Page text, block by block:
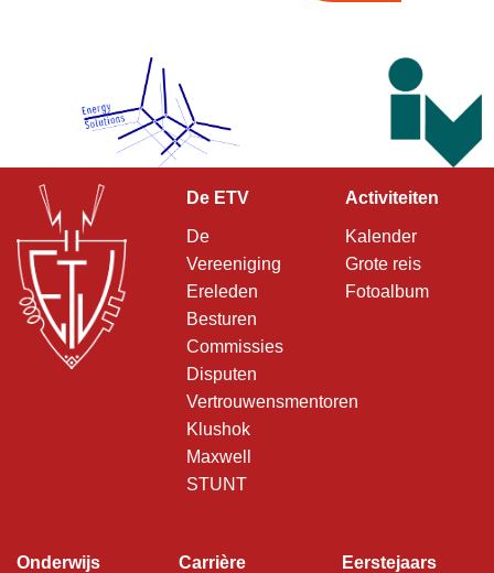
De ETV
De
Vereeniging
Ereleden
Besturen
Commissies
Disputen
Vertrouwensmentoren
Klushok
Maxwell
STUNT
Activiteiten
Kalender
Grote reis
Fotoalbum
Onderwijs Carrière Eerstejaars